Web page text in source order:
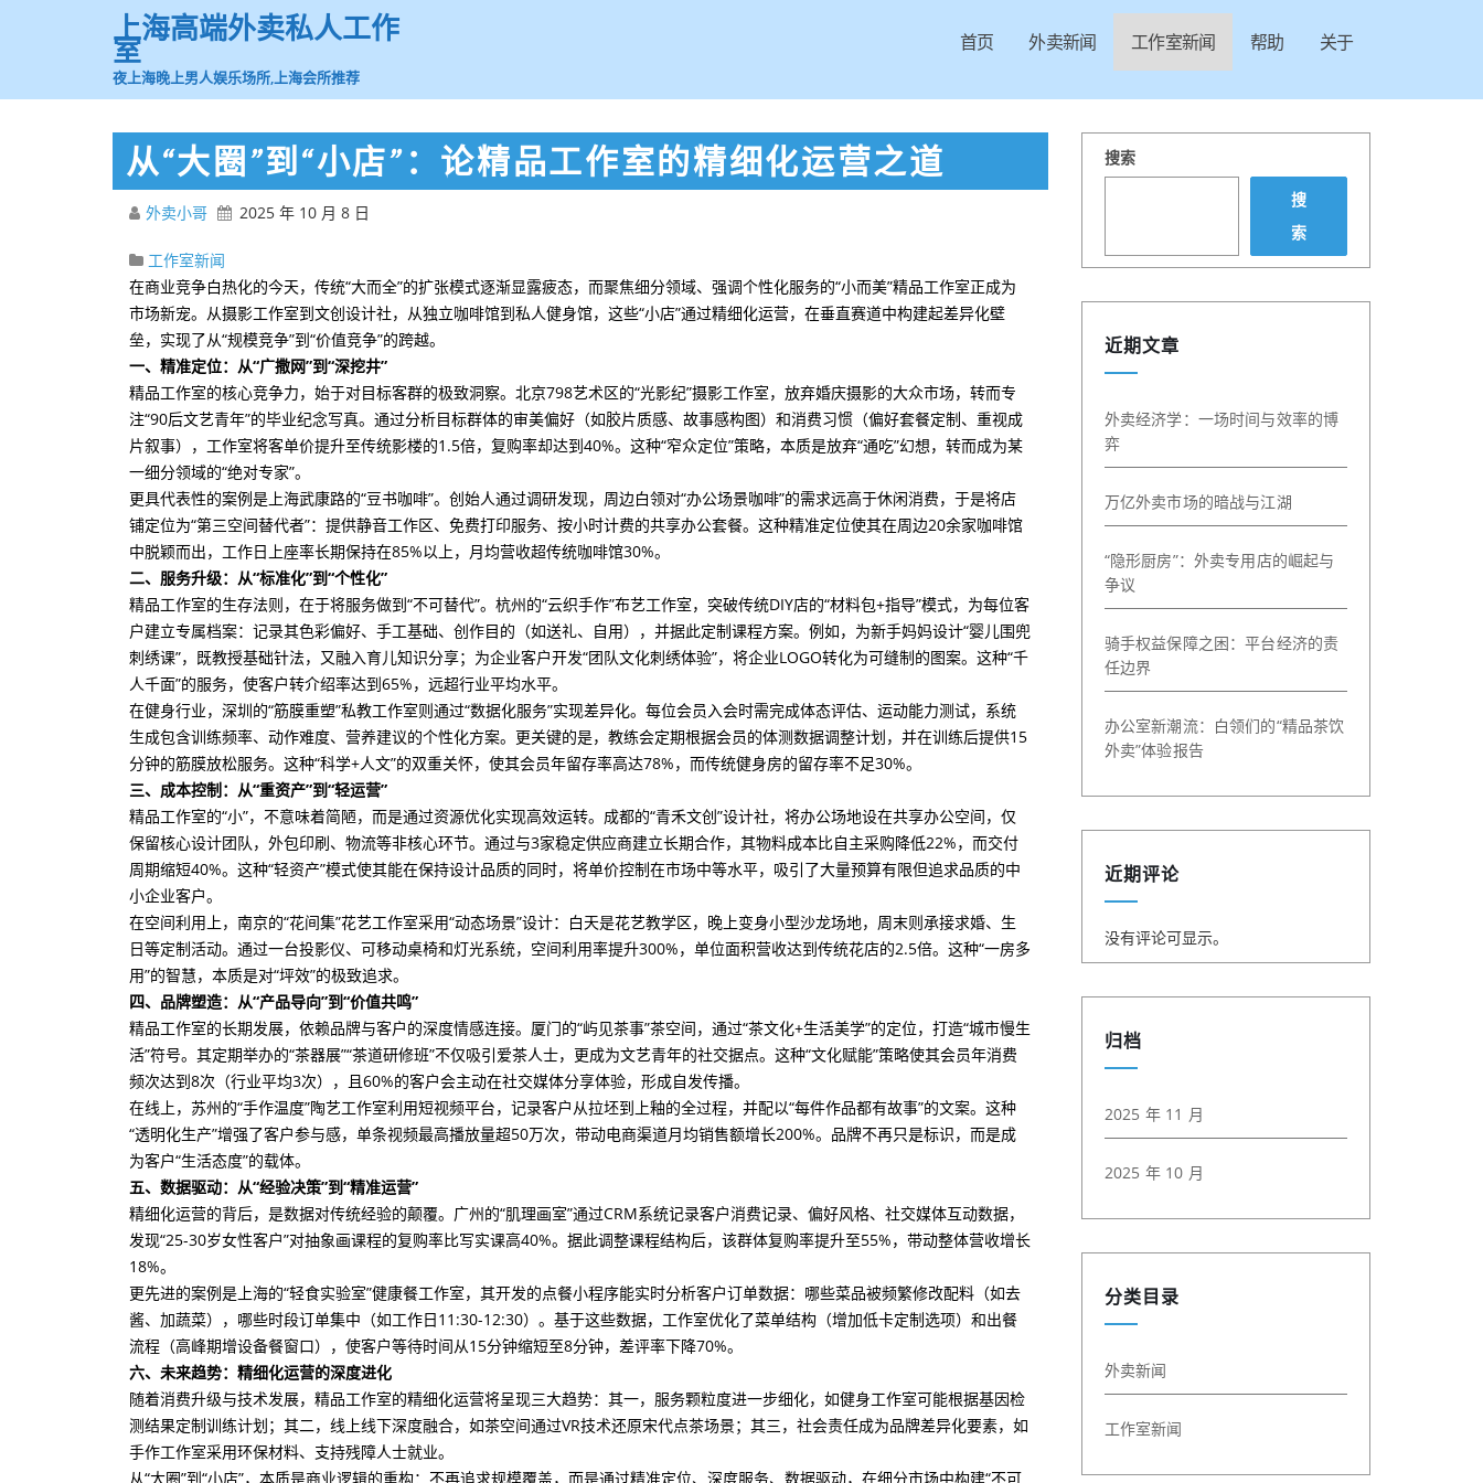
上海高端外卖私人工作
室
夜上海晚上男人娱乐场所,上海会所推荐
首页 外卖新闻 工作室新闻 帮助 关于
从“大圈”到“小店”：论精品工作室的精细化运营之道
外卖小哥 2025 年 10 月 8 日
工作室新闻
在商业竞争白热化的今天，传统“大而全”的扩张模式逐渐显露疲态，而聚焦细分领域、强调个性化服务的“小而美”精品工作室正成为
市场新宠。从摄影工作室到文创设计社，从独立咖啡馆到私人健身馆，这些“小店”通过精细化运营，在垂直赛道中构建起差异化壁
垒，实现了从“规模竞争”到“价值竞争”的跨越。
一、精准定位：从“广撒网”到“深挖井”
精品工作室的核心竞争力，始于对目标客群的极致洞察。北京798艺术区的“光影纪”摄影工作室，放弃婚庆摄影的大众市场，转而专
注“90后文艺青年”的毕业纪念写真。通过分析目标群体的审美偏好（如胶片质感、故事感构图）和消费习惯（偏好套餐定制、重视成
片叙事），工作室将客单价提升至传统影楼的1.5倍，复购率却达到40%。这种“窄众定位”策略，本质是放弃“通吃”幻想，转而成为某
一细分领域的“绝对专家”。
更具代表性的案例是上海武康路的“豆书咖啡”。创始人通过调研发现，周边白领对“办公场景咖啡”的需求远高于休闲消费，于是将店
铺定位为“第三空间替代者”：提供静音工作区、免费打印服务、按小时计费的共享办公套餐。这种精准定位使其在周边20余家咖啡馆
中脱颖而出，工作日上座率长期保持在85%以上，月均营收超传统咖啡馆30%。
二、服务升级：从“标准化”到“个性化”
精品工作室的生存法则，在于将服务做到“不可替代”。杭州的“云织手作”布艺工作室，突破传统DIY店的“材料包+指导”模式，为每位客
户建立专属档案：记录其色彩偏好、手工基础、创作目的（如送礼、自用），并据此定制课程方案。例如，为新手妈妈设计“婴儿围兜
刺绣课”，既教授基础针法，又融入育儿知识分享；为企业客户开发“团队文化刺绣体验”，将企业LOGO转化为可缝制的图案。这种“千
人千面”的服务，使客户转介绍率达到65%，远超行业平均水平。
在健身行业，深圳的“筋膜重塑”私教工作室则通过“数据化服务”实现差异化。每位会员入会时需完成体态评估、运动能力测试，系统
生成包含训练频率、动作难度、营养建议的个性化方案。更关键的是，教练会定期根据会员的体测数据调整计划，并在训练后提供15
分钟的筋膜放松服务。这种“科学+人文”的双重关怀，使其会员年留存率高达78%，而传统健身房的留存率不足30%。
三、成本控制：从“重资产”到“轻运营”
精品工作室的“小”，不意味着简陋，而是通过资源优化实现高效运转。成都的“青禾文创”设计社，将办公场地设在共享办公空间，仅
保留核心设计团队，外包印刷、物流等非核心环节。通过与3家稳定供应商建立长期合作，其物料成本比自主采购降低22%，而交付
周期缩短40%。这种“轻资产”模式使其能在保持设计品质的同时，将单价控制在市场中等水平，吸引了大量预算有限但追求品质的中
小企业客户。
在空间利用上，南京的“花间集”花艺工作室采用“动态场景”设计：白天是花艺教学区，晚上变身小型沙龙场地，周末则承接求婚、生
日等定制活动。通过一台投影仪、可移动桌椅和灯光系统，空间利用率提升300%，单位面积营收达到传统花店的2.5倍。这种“一房多
用”的智慧，本质是对“坪效”的极致追求。
四、品牌塑造：从“产品导向”到“价值共鸣”
精品工作室的长期发展，依赖品牌与客户的深度情感连接。厦门的“屿见茶事”茶空间，通过“茶文化+生活美学”的定位，打造“城市慢生
活”符号。其定期举办的“茶器展”“茶道研修班”不仅吸引爱茶人士，更成为文艺青年的社交据点。这种“文化赋能”策略使其会员年消费
频次达到8次（行业平均3次），且60%的客户会主动在社交媒体分享体验，形成自发传播。
在线上，苏州的“手作温度”陶艺工作室利用短视频平台，记录客户从拉坯到上釉的全过程，并配以“每件作品都有故事”的文案。这种
“透明化生产”增强了客户参与感，单条视频最高播放量超50万次，带动电商渠道月均销售额增长200%。品牌不再只是标识，而是成
为客户“生活态度”的载体。
五、数据驱动：从“经验决策”到“精准运营”
精细化运营的背后，是数据对传统经验的颠覆。广州的“肌理画室”通过CRM系统记录客户消费记录、偏好风格、社交媒体互动数据，
发现“25-30岁女性客户”对抽象画课程的复购率比写实课高40%。据此调整课程结构后，该群体复购率提升至55%，带动整体营收增长
18%。
更先进的案例是上海的“轻食实验室”健康餐工作室，其开发的点餐小程序能实时分析客户订单数据：哪些菜品被频繁修改配料（如去
酱、加蔬菜），哪些时段订单集中（如工作日11:30-12:30）。基于这些数据，工作室优化了菜单结构（增加低卡定制选项）和出餐
流程（高峰期增设备餐窗口），使客户等待时间从15分钟缩短至8分钟，差评率下降70%。
六、未来趋势：精细化运营的深度进化
随着消费升级与技术发展，精品工作室的精细化运营将呈现三大趋势：其一，服务颗粒度进一步细化，如健身工作室可能根据基因检
测结果定制训练计划；其二，线上线下深度融合，如茶空间通过VR技术还原宋代点茶场景；其三，社会责任成为品牌差异化要素，如
手作工作室采用环保材料、支持残障人士就业。
从“大圈”到“小店”，本质是商业逻辑的重构：不再追求规模覆盖，而是通过精准定位、深度服务、数据驱动，在细分市场中构建“不可
搜索
搜
索
近期文章
外卖经济学：一场时间与效率的博
弈
万亿外卖市场的暗战与江湖
“隐形厨房”：外卖专用店的崛起与
争议
骑手权益保障之困：平台经济的责
任边界
办公室新潮流：白领们的“精品茶饮
外卖”体验报告
近期评论
没有评论可显示。
归档
2025 年 11 月
2025 年 10 月
分类目录
外卖新闻
工作室新闻